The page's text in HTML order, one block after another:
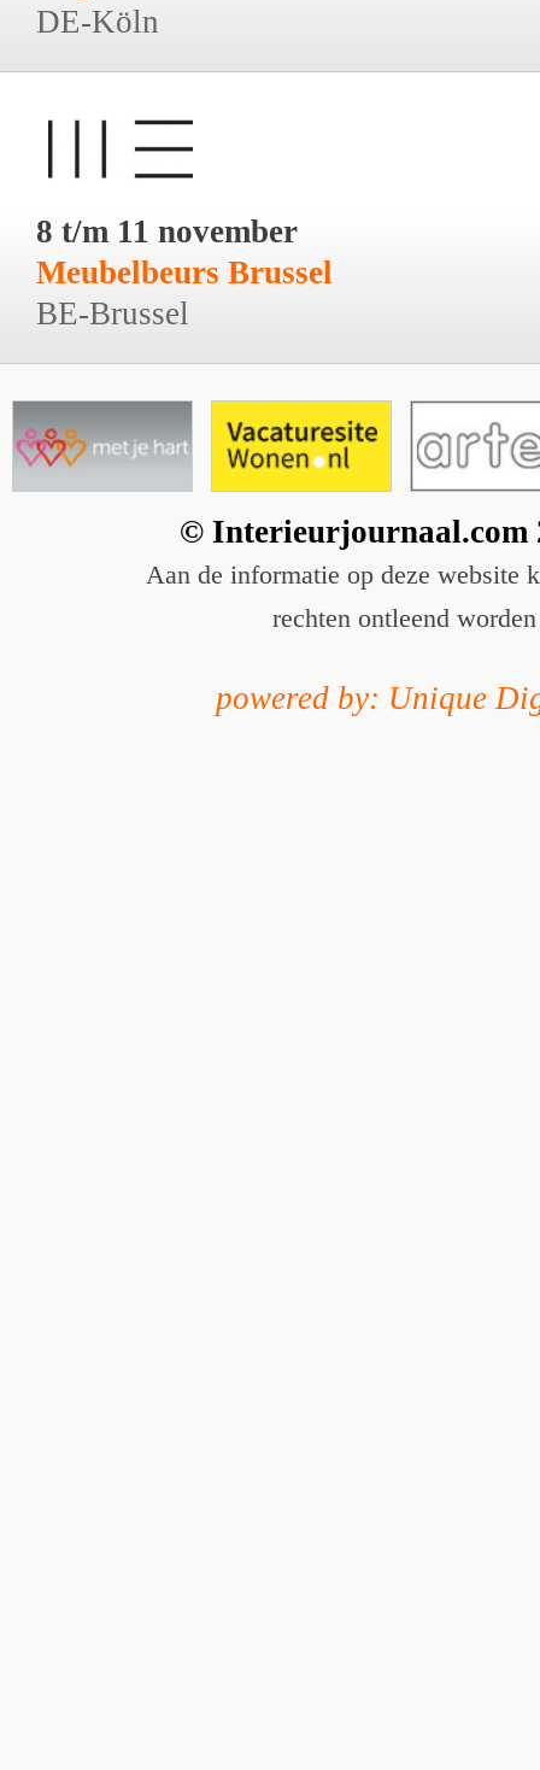
DE-Köln
8 t/m 11 november
Meubelbeurs Brussel
BE-Brussel
© Interieurjournaal.com
Aan de informatie op deze website
rechten ontleend worden
powered by: Unique